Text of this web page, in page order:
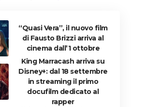
“Quasi Vera”, il nuovo film
di Fausto Brizzi arriva al
cinema dall’1 ottobre
King Marracash arriva su
Disney+: dal 18 settembre
in streaming il primo
docufilm dedicato al
rapper